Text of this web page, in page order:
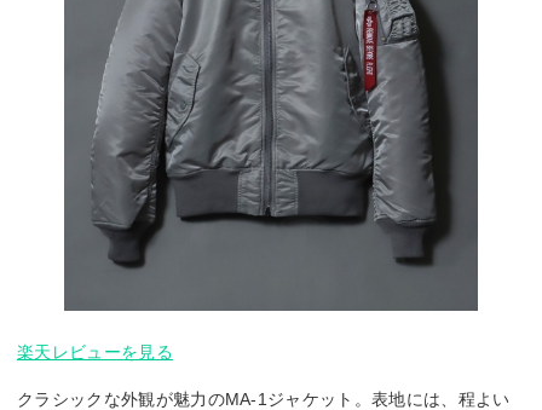
楽天レビューを見る
クラシックな外観が魅力のMA-1ジャケット。表地には、程よい